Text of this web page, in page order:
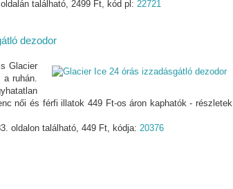
található, 2499 Ft, kód pl: 22721
dezodor
Glacier
a ruhán.
női és férfi illatok 449 Ft-os áron kaphatók - részletek
oldalon található, 449 Ft, kódja: 20376